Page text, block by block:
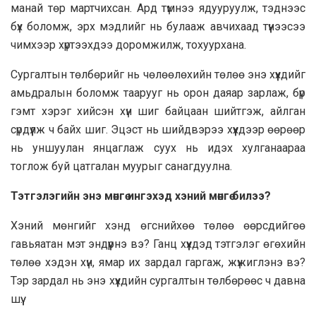
манай төр мартчихсан. Ард түмнээ ядууруулж, тэднээс
бүх боломж, эрх мэдлийг нь булааж авчихаад түүнээсээ
чимхээр хүртээхдээ доромжилж, тохуурхана.
Сургалтын төлбөрийг нь чөлөөлөхийн төлөө энэ хүүхдийг
амьдралын боломж таарууг нь орон даяар зарлаж, бүр
гэмт хэрэг хийсэн хүн шиг байцаан шийтгэж, айлган
сүрдүүлж ч байх шиг. Эцэст нь шийдвэрээ хүүхдээр өөрөөр
нь уншуулан янцаглаж суух нь идэх хулганаараа
тоглож буй цатгалан муурыг санагдуулна.
Тэтгэлэгийн энэ мөнгө ингэхэд хэний мөнгө билээ?
Хэний мөнгийг хэнд өгснийхөө төлөө өөрсдийгөө
гавьяатан мэт эндүүрнэ вэ? Ганц хүүхдэд тэтгэлэг өгөхийн
төлөө хэдэн хүн, ямар их зардал гаргаж, жүжиглэнэ вэ?
Тэр зардал нь энэ хүүхдийн сургалтын төлбөрөөс ч давна
шүү.